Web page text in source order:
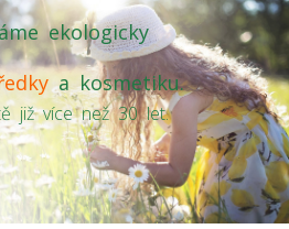
ekologicky
a kosmetiku.
již více než 30 let.